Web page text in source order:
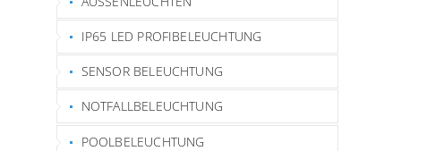
IP65 LED PROFIBELEUCHTUNG
SENSOR BELEUCHTUNG
NOTFALLBELEUCHTUNG
POOLBELEUCHTUNG